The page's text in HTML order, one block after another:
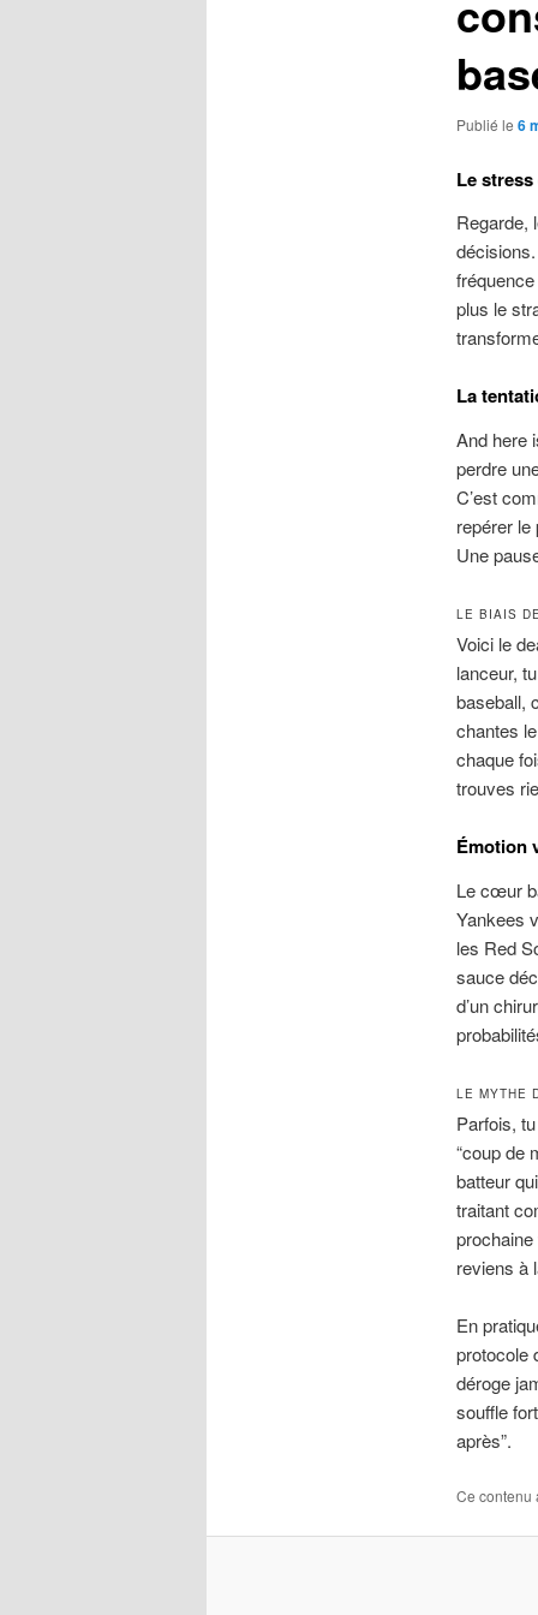
Publié le 6
Le
Regarde,
plus le
La
And here
perdre
C’est
repérer le
Une
LE BIAIS
Voici le
lanceur,
baseball,
chantes
chaque
trouves
Émotion
Le cœur
Yankees
les Red
sauce
d’un
LE MYTHE
Parfois,
“coup de
batteur
traitant
reviens à
En
protocole
déroge
souffle
après”.
Ce contenu